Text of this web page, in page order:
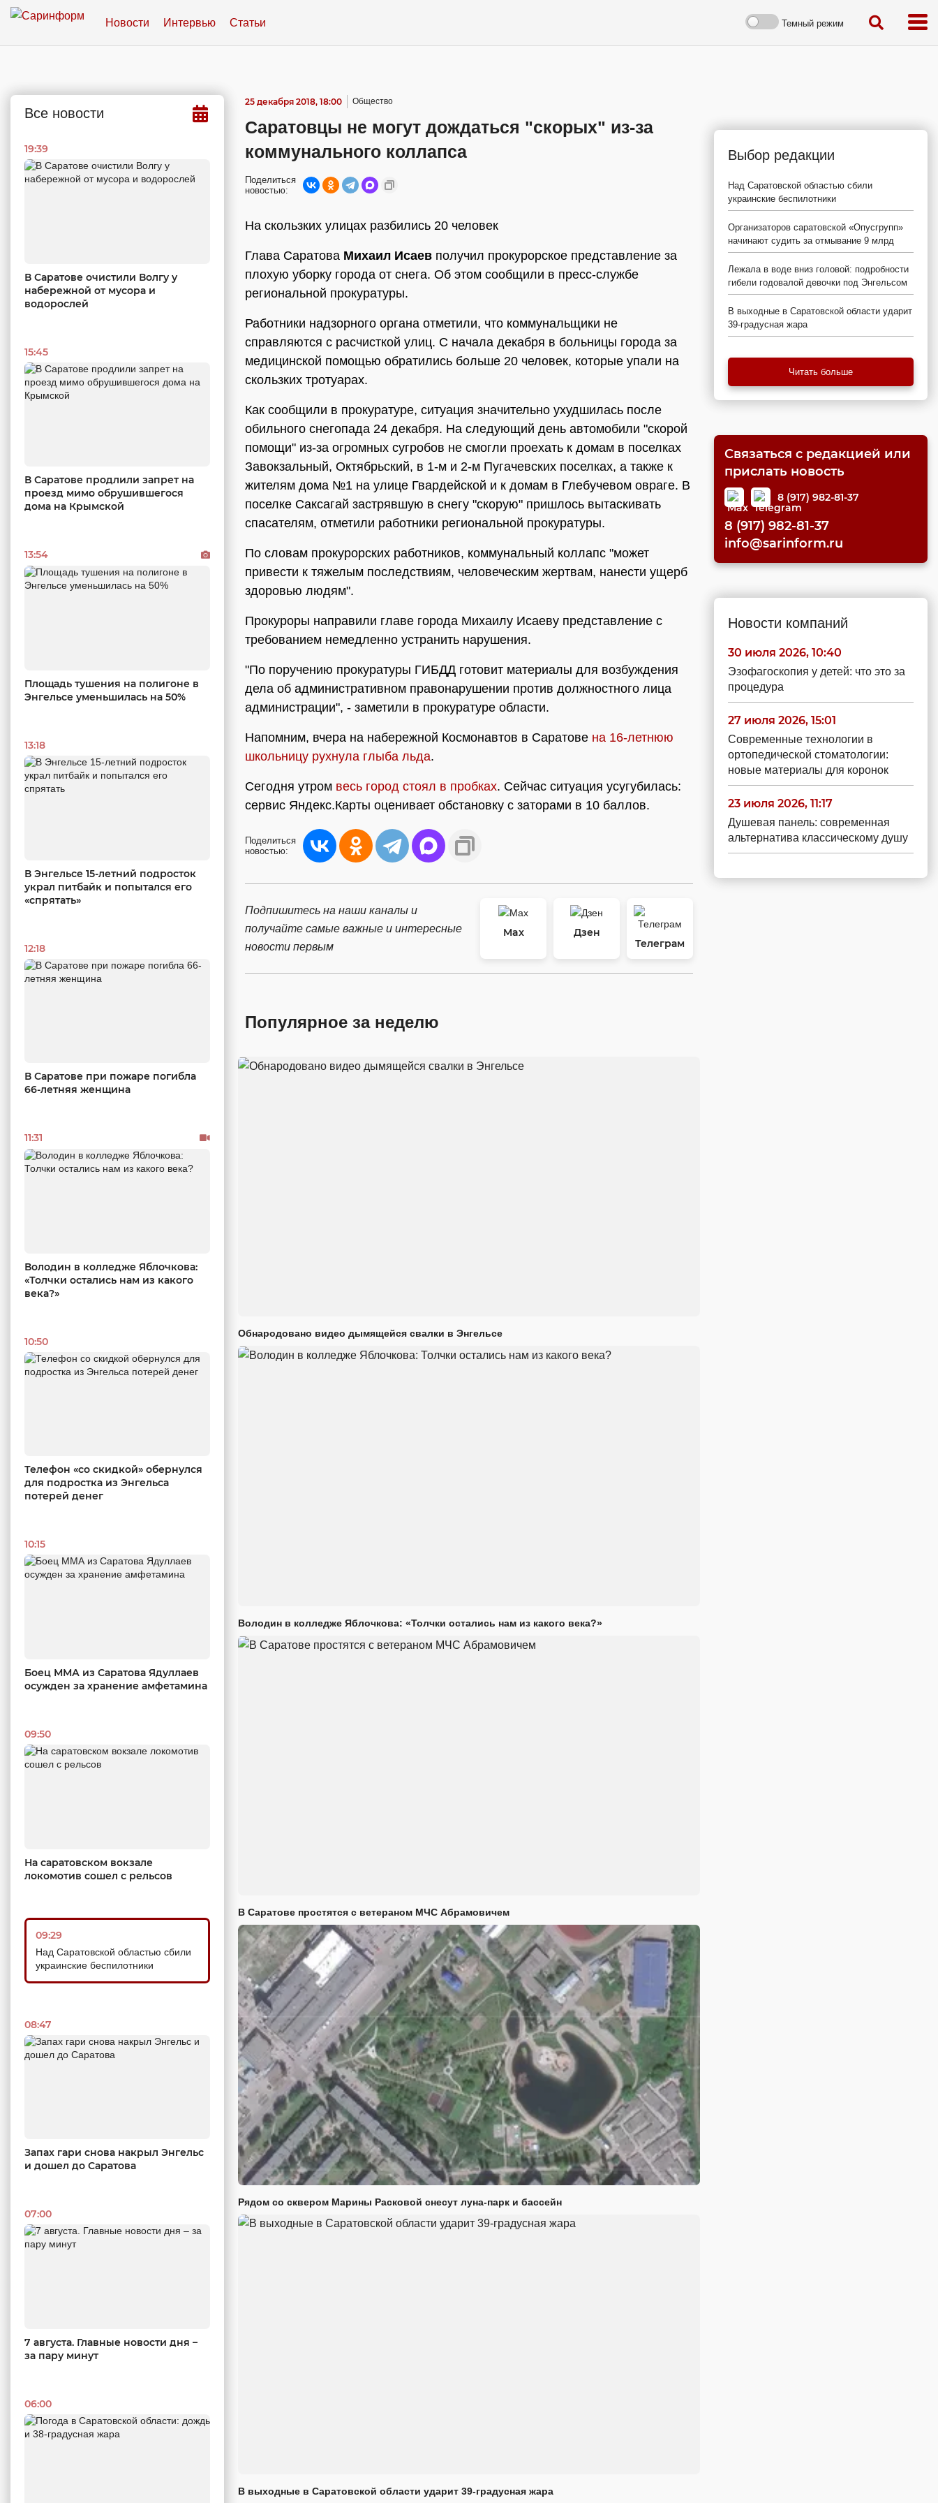
Новости Интервью Статьи Темный режим
Все новости
19:39
В Саратове очистили Волгу у
набережной от мусора и
водорослей
15:45
В Саратове продлили запрет на
проезд мимо обрушившегося
дома на Крымской
13:54
Площадь тушения на полигоне в
Энгельсе уменьшилась на 50%
13:18
В Энгельсе 15-летний подросток
украл питбайк и попытался его
«спрятать»
12:18
В Саратове при пожаре погибла
66-летняя женщина
11:31
Володин в колледже Яблочкова:
«Толчки остались нам из какого
века?»
10:50
Телефон «со скидкой» обернулся
для подростка из Энгельса
потерей денег
10:15
Боец ММА из Саратова Ядуллаев
осужден за хранение амфетамина
09:50
На саратовском вокзале
локомотив сошел с рельсов
09:29
Над Саратовской областью сбили
украинские беспилотники
08:47
Запах гари снова накрыл Энгельс
и дошел до Саратова
07:00
7 августа. Главные новости дня –
за пару минут
06:00
25 декабря 2018, 18:00 Общество
Саратовцы не могут дождаться "скорых" из-за
коммунального коллапса
Поделиться
новостью:
На скользких улицах разбились 20 человек
Глава Саратова Михаил Исаев получил прокурорское представление за
плохую уборку города от снега. Об этом сообщили в пресс-службе
региональной прокуратуры.
Работники надзорного органа отметили, что коммунальщики не
справляются с расчисткой улиц. С начала декабря в больницы города за
медицинской помощью обратились больше 20 человек, которые упали на
скользких тротуарах.
Как сообщили в прокуратуре, ситуация значительно ухудшилась после
обильного снегопада 24 декабря. На следующий день автомобили "скорой
помощи" из-за огромных сугробов не смогли проехать к домам в поселках
Завокзальный, Октябрьский, в 1-м и 2-м Пугачевских поселках, а также к
жителям дома №1 на улице Гвардейской и к домам в Глебучевом овраге. В
поселке Саксагай застрявшую в снегу "скорую" пришлось вытаскивать
спасателям, отметили работники региональной прокуратуры.
По словам прокурорских работников, коммунальный коллапс "может
привести к тяжелым последствиям, человеческим жертвам, нанести ущерб
здоровью людям".
Прокуроры направили главе города Михаилу Исаеву представление с
требованием немедленно устранить нарушения.
"По поручению прокуратуры ГИБДД готовит материалы для возбуждения
дела об административном правонарушении против должностного лица
администрации", - заметили в прокуратуре области.
Напомним, вчера на набережной Космонавтов в Саратове на 16-летнюю
школьницу рухнула глыба льда.
Сегодня утром весь город стоял в пробках. Сейчас ситуация усугубилась:
сервис Яндекс.Карты оценивает обстановку с заторами в 10 баллов.
Поделиться
новостью:
Подпишитесь на наши каналы и
получайте самые важные и интересные
новости первым
Max
Дзен
Телеграм
Популярное за неделю
Обнародовано видео дымящейся свалки в Энгельсе
Володин в колледже Яблочкова: «Толчки остались нам из какого века?»
В Саратове простятся с ветераном МЧС Абрамовичем
Рядом со сквером Марины Расковой снесут луна-парк и бассейн
В выходные в Саратовской области ударит 39-градусная жара
Выбор редакции
Над Саратовской областью сбили
украинские беспилотники
Организаторов саратовской «Опусгрупп»
начинают судить за отмывание 9 млрд
Лежала в воде вниз головой: подробности
гибели годовалой девочки под Энгельсом
В выходные в Саратовской области ударит
39-градусная жара
Читать больше
Связаться с редакцией или
прислать новость
8 (917) 982-81-37
8 (917) 982-81-37
info@sarinform.ru
Новости компаний
30 июля 2026, 10:40
Эзофагоскопия у детей: что это за
процедура
27 июля 2026, 15:01
Современные технологии в
ортопедической стоматологии:
новые материалы для коронок
23 июля 2026, 11:17
Душевая панель: современная
альтернатива классическому душу